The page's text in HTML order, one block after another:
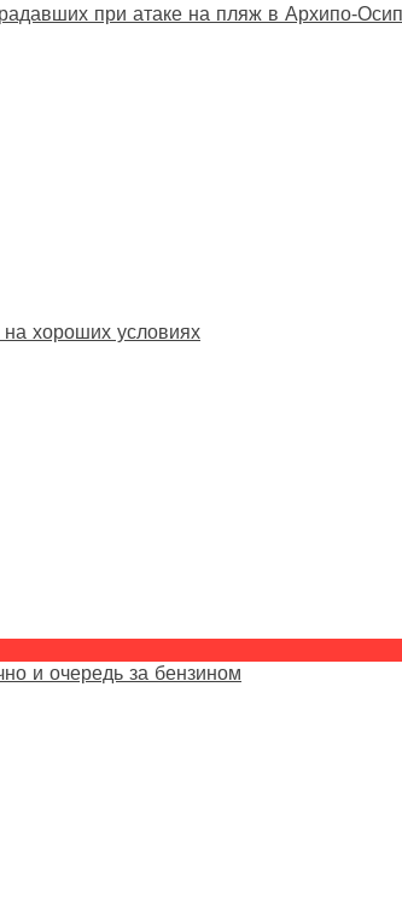
при атаке на пляж в
хороших условиях
и очередь за бензином